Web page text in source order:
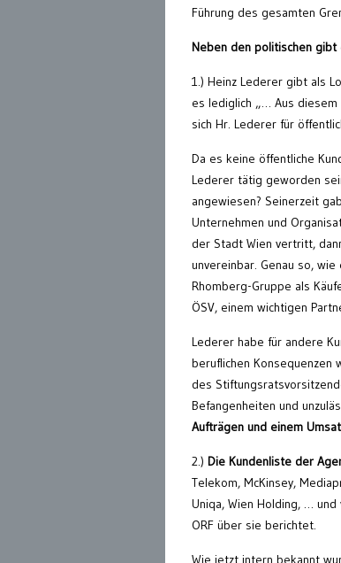
Führung des gesamten
Neben den politischen gibt
1.) Heinz Lederer gibt als
es lediglich „… Aus
sich Hr. Lederer für
Da es keine öffentliche
Lederer tätig geworden
angewiesen? Seinerzeit
Unternehmen und
der Stadt Wien vertritt,
unvereinbar. Genau so,
Rhomberg-Gruppe als
ÖSV, einem wichtigen
Lederer habe für andere
beruflichen Konsequenzen
des
Befangenheiten und
Aufträgen und einem
2.) Die Kundenliste der
Telekom, McKinsey,
Uniqa, Wien Holding, …
ORF über sie berichtet.
Wie jetzt intern bekannt